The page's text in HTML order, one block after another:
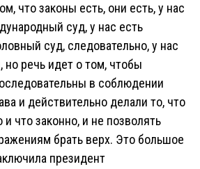
что законы есть, они есть, у нас
суд, у нас есть
суд, следовательно, у нас
но речь идет о том, чтобы
в соблюдении
и действительно делали то, что
что законно, и не позволять
брать верх. Это большое
президент